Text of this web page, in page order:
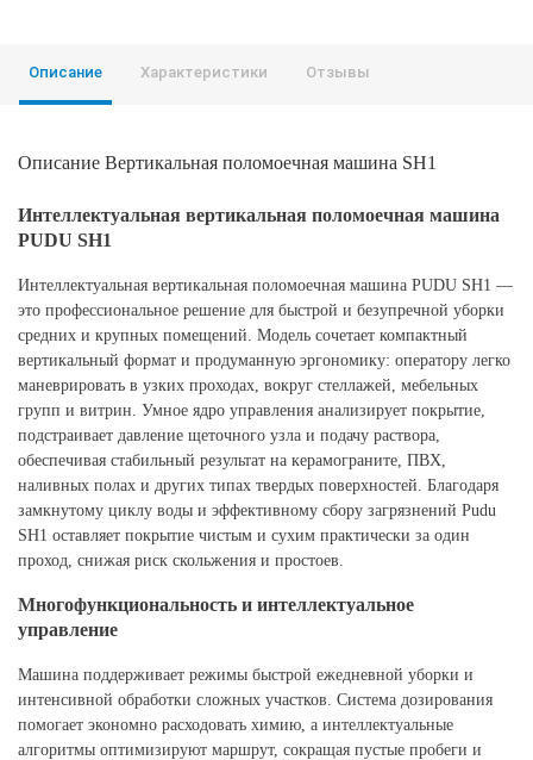
Описание Характеристики Отзывы
Описание Вертикальная поломоечная машина SH1
Интеллектуальная вертикальная поломоечная машина
PUDU SH1
Интеллектуальная вертикальная поломоечная машина PUDU SH1 —
это профессиональное решение для быстрой и безупречной уборки
средних и крупных помещений. Модель сочетает компактный
вертикальный формат и продуманную эргономику: оператору легко
маневрировать в узких проходах, вокруг стеллажей, мебельных
групп и витрин. Умное ядро управления анализирует покрытие,
подстраивает давление щеточного узла и подачу раствора,
обеспечивая стабильный результат на керамограните, ПВХ,
наливных полах и других типах твердых поверхностей. Благодаря
замкнутому циклу воды и эффективному сбору загрязнений Pudu
SH1 оставляет покрытие чистым и сухим практически за один
проход, снижая риск скольжения и простоев.
Многофункциональность и интеллектуальное
управление
Машина поддерживает режимы быстрой ежедневной уборки и
интенсивной обработки сложных участков. Система дозирования
помогает экономно расходовать химию, а интеллектуальные
алгоритмы оптимизируют маршрут, сокращая пустые пробеги и